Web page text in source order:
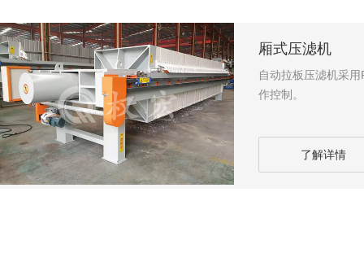
厢式压滤机
自动拉板压滤机采
作控制。
了解详情